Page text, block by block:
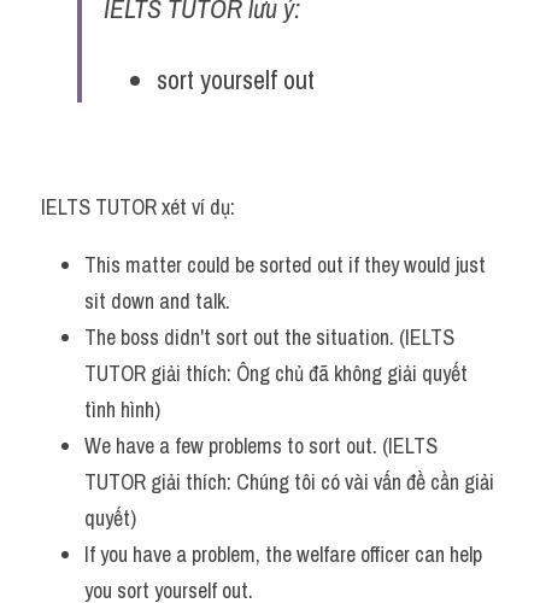
IELTS TUTOR lưu ý:
sort yourself out
IELTS TUTOR xét ví dụ:
This matter could be sorted out if they would just
sit down and talk.
The boss didn't sort out the situation. (IELTS
TUTOR giải thích: Ông chủ đã không giải quyết
tình hình)
We have a few problems to sort out. (IELTS
TUTOR giải thích: Chúng tôi có vài vấn đề cần giải
quyết)
If you have a problem, the welfare officer can help
you sort yourself out.